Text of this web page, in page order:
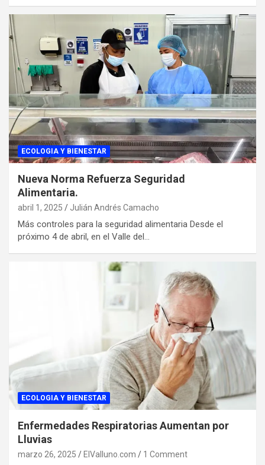
ECOLOGIA Y BIENESTAR
Nueva Norma Refuerza Seguridad
Alimentaria.
abril 1, 2025 Julián Andrés Camacho
Más controles para la seguridad alimentaria Desde el
próximo 4 de abril, en el Valle del…
ECOLOGIA Y BIENESTAR
Enfermedades Respiratorias Aumentan por
Lluvias
marzo 26, 2025 ElValluno.com 1 Comment